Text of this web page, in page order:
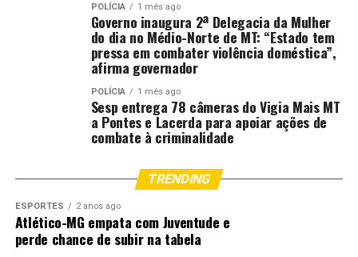
POLÍCIA 1 mês ago
Governo inaugura 2ª Delegacia da Mulher
do dia no Médio-Norte de MT: “Estado tem
pressa em combater violência doméstica”,
afirma governador
POLÍCIA 1 mês ago
Sesp entrega 78 câmeras do Vigia Mais MT
a Pontes e Lacerda para apoiar ações de
combate à criminalidade
TRENDING
ESPORTES 2 anos ago
Atlético-MG empata com Juventude e
perde chance de subir na tabela